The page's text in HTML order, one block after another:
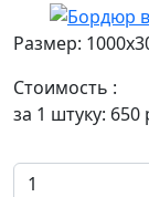
Размер:
Стоимость :
за 1 штуку: 650